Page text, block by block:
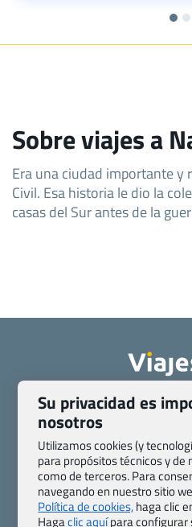
Sobre viajes a
Era una ciudad importante y
Civil. Esa historia le dio la
casas del Sur antes de la
Quienes somos
Pasaporte, Visado, Salud y
Blog de Viajes.com
Preguntas frecuentes
Política de privacidad y
Todas las
Su privacidad es
nosotros
Utilizamos cookies (y
para propósitos técnicos y
como de terceros. Para
navegando en nuestro sitio
Política de cookies,haga clic
Hagaclic aquípara configurar